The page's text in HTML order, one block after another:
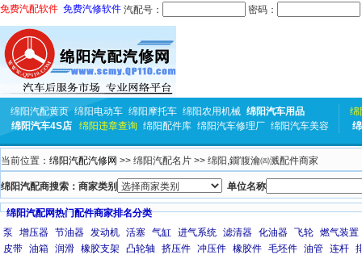
免费汽配软件 免费汽修软件 汽配号： 密码：
绵阳汽配黄页 绵阳电动车 绵阳摩托车 绵阳农用机械 绵阳汽车用品
绵阳汽车4S店
绵阳违章查询 绵阳配件库 绵阳汽车修理厂 绵阳汽车美容
绵
当前位置： 绵阳汽配汽修网 >> 绵阳汽配名片 >> 绵阳,鐗′腹瀹㈣溅配件商家
绵阳汽配商搜索：商家类别 单位名称
绵阳汽配网热门配件商家排名分类
泵
增压器 节油器 发动机 活塞 气缸 进气系统 滤清器 化油器 飞轮 燃气装置
皮带 油箱 润滑 橡胶支架 凸轮轴 挤压件 冲压件 橡胶件 毛坯件 油管 连杆